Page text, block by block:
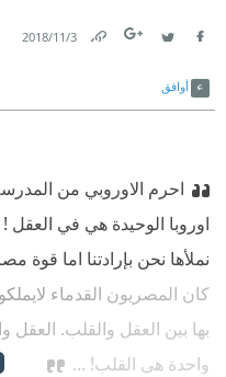
3‏/11‏/2018
أوافق
احرم الاوروبي من
اوروبا الوحيدة هي في العقل
نملأها نحن بإرادتنا اما قوة
كان المصريون القدماء
بها بين العقل والقلب. العقل
واحدة هي القلب! ...